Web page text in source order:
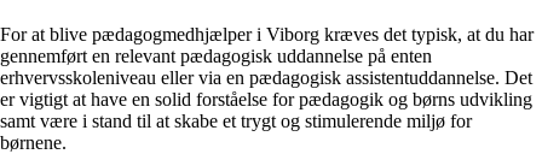
For at blive pædagogmedhjælper i Viborg kræves det typisk, at du har
gennemført en relevant pædagogisk uddannelse på enten
erhvervsskoleniveau eller via en pædagogisk assistentuddannelse. Det
er vigtigt at have en solid forståelse for pædagogik og børns udvikling
samt være i stand til at skabe et trygt og stimulerende miljø for
børnene.